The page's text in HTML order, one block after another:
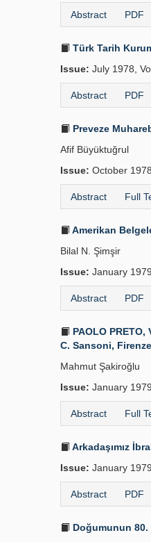
Abstract PDF
Türk Tarih
Issue: July 1978,
Abstract PDF
Preveze
Afif Büyüktuğrul
Issue: October
Abstract Full
Amerikan
Bilal N. Şimşir
Issue: January
Abstract PDF
PAOLO
C. Sansoni,
Mahmut Şakiroğlu
Issue: January
Abstract Full
Arkadaşımız
Issue: January
Abstract PDF
Doğumunun